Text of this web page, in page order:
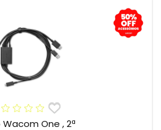
One , 2ª